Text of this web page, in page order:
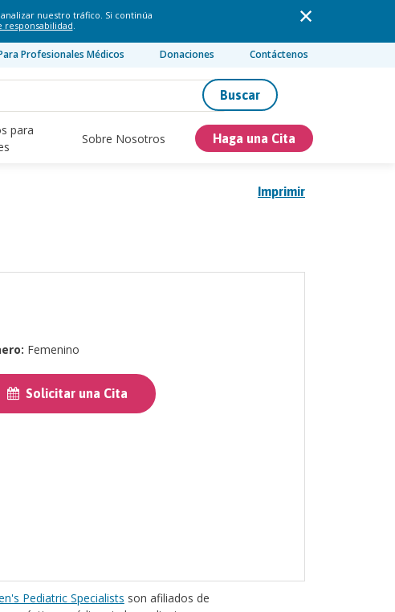
nuestro tráfico. Si continúa
responsabilidad.
Profesionales Médicos Donaciones Contáctenos
Buscar
para
Sobre Nosotros Haga una Cita
Imprimir
Femenino
Solicitar una Cita
Pediatric Specialists son afiliados de